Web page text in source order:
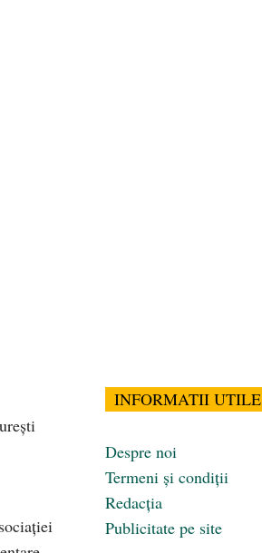
INFORMATII UTILE
Despre noi
Termeni și condiții
Redacția
Publicitate pe site